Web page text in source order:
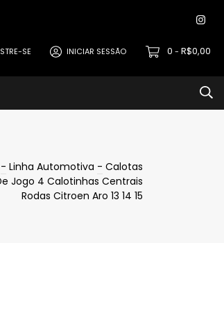
SE INICIAR SESSÃO 0 - R$0,00
- Linha Automotiva - Calotas
Jogo 4 Calotinhas Centrais
Rodas Citroen Aro 13 14 15